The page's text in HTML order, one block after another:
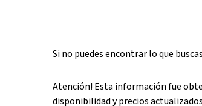
Si no puedes encontrar lo que
Atención! Esta información fue
disponibilidad y precios